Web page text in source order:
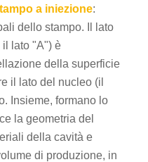
a iniezione:
dello stampo. Il lato
lato "A") è
della superficie
il lato del nucleo (il
Insieme, formano lo
la geometria del
della cavità e
di produzione, in